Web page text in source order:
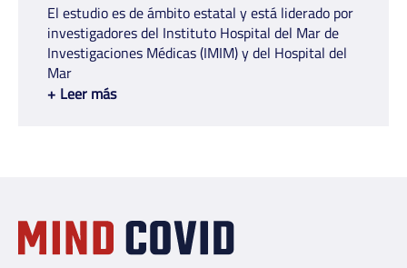
El estudio es de ámbito estatal y está liderado por
investigadores del Instituto Hospital del Mar de
Investigaciones Médicas (IMIM) y del Hospital del
Mar
+ Leer más